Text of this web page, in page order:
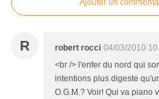
Ajouter un
R robert rocci 04/03/2010
<br /> l'enfer du nord qui
intentions plus digeste
O.G.M.? Voir! Qui va piano